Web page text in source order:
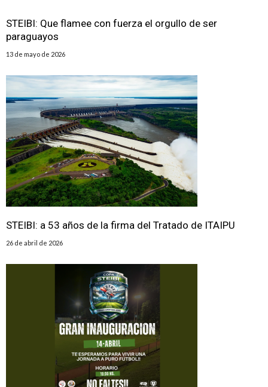
STEIBI: Que flamee con fuerza el orgullo de ser
paraguayos
13 de mayo de 2026
STEIBI: a 53 años de la firma del Tratado de ITAIPU
26 de abril de 2026